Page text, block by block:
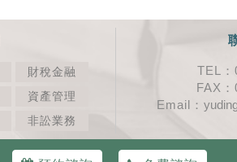
財稅金融
資產管理
非訟業務
TEL：
FAX
Email：